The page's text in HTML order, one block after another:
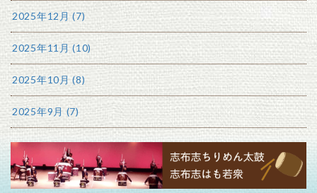
2025年12月 (7)
2025年11月 (10)
2025年10月 (8)
2025年9月 (7)